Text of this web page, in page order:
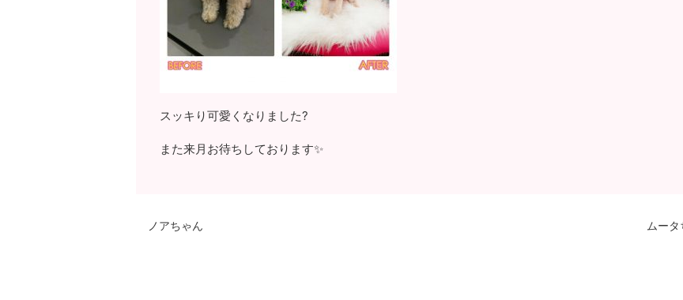
スッキり可愛くなりました?
また来月お待ちしております✨
ノアちゃん ムー